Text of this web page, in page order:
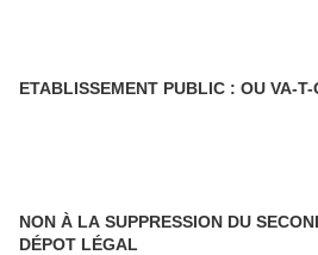
ETABLISSEMENT PUBLIC : OU VA-T-
NON À LA SUPPRESSION DU
DÉPOT LÉGAL